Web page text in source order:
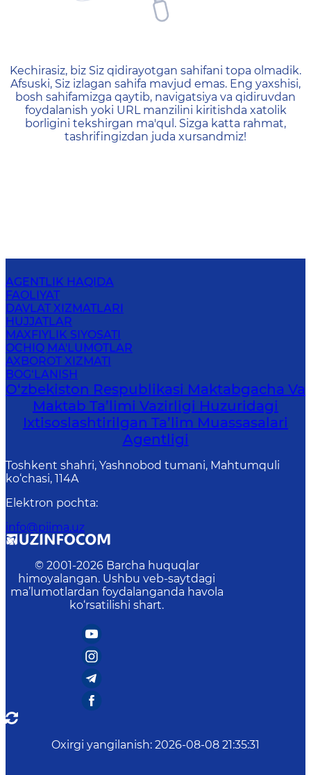
404 — Страница не
Kechirasiz, biz Siz qidirayotgan sahifani topa olmadik.
Afsuski, Siz izlagan sahifa mavjud emas. Eng yaxshisi,
bosh sahifamizga qaytib, navigatsiya va qidiruvdan
foydalanish yoki URL manzilini kiritishda xatolik
borligini tekshirgan ma'qul. Sizga katta rahmat,
tashrifingizdan juda xursandmiz!
AGENTLIK HAQIDA
FAOLIYAT
DAVLAT XIZMATLARI
HUJJATLAR
MAXFIYLIK SIYOSATI
OCHIQ MA'LUMOTLAR
AXBOROT XIZMATI
BOG‘LANISH
O‘zbekiston Respublikasi Maktabgacha Va
Maktab Ta’limi Vazirligi Huzuridagi
Ixtisoslashtirilgan Ta’lim Muassasalari
Agentligi
Toshkent shahri, Yashnobod tumani, Mahtumquli
ko‘chasi, 114A
Elektron pochta:
info@piima.uz
© 2001-2026 Barcha huquqlar
himoyalangan. Ushbu veb-saytdagi
ma’lumotlardan foydalanganda havola
ko‘rsatilishi shart.
Oxirgi yangilanish: 2026-08-08 21:35:31